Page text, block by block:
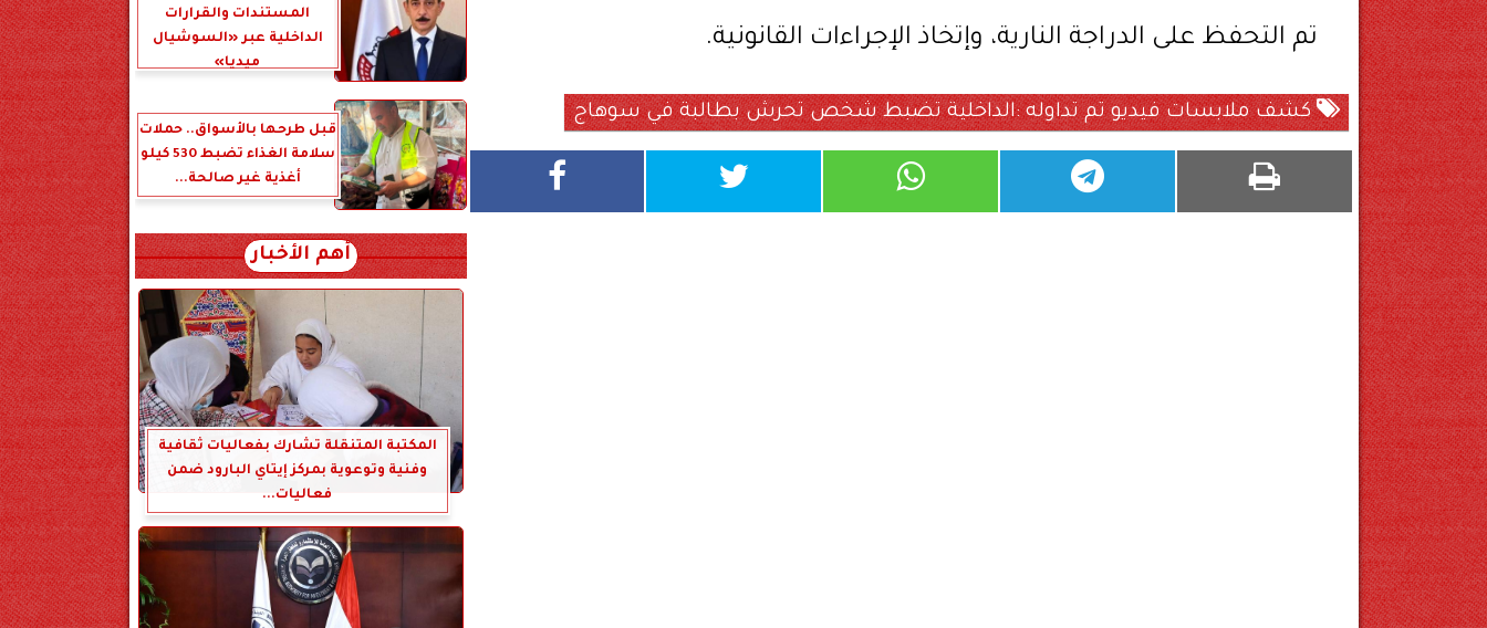
تم التحفظ على الدراجة النارية، وإتخاذ الإجراءات القانونية.
كشف ملابسات فيديو تم تداوله :الداخلية تضبط شخص تحرش بطالبة في سوهاج
المستندات والقرارات
الداخلية عبر «السوشيال
ميديا»
قبل طرحها بالأسواق.. حملات
سلامة الغذاء تضبط 530 كيلو
أغذية غير صالحة...
أهم الأخبار
المكتبة المتنقلة تشارك بفعاليات ثقافية
وفنية وتوعوية بمركز إيتاي البارود ضمن
فعاليات...